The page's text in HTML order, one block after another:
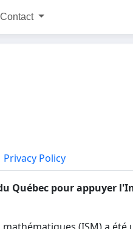
Contact
Privacy Policy
Québec pour appuyer